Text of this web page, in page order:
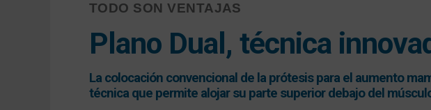
TODO SON VENTAJAS
Plano Dual, técnica
La colocación convencional de la prótesis para el aumento
técnica que permite alojar su parte superior debajo del